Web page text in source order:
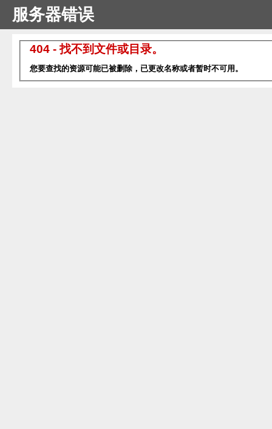
服务器错误
404 - 找不到文件或目录。
您要查找的资源可能已被删除，已更改名称或者暂时不可用。